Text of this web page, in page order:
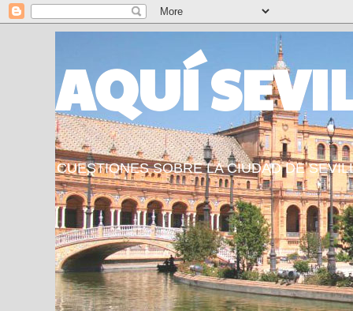
AQUÍ
CUESTIONES SOBRE LA CIUDAD DE